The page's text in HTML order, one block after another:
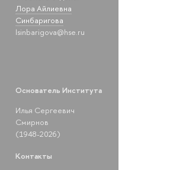
Лора Айлиевна
Синбаригова
lsinbarigova@hse.ru
Основатель Института
Илья Сергеевич
Смирнов
(1948-2026)
Контакты